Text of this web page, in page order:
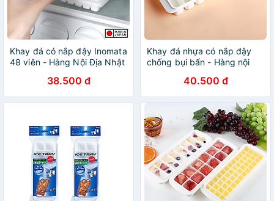
Khay đá có nắp đậy Inomata
48 viên - Hàng Nội Địa Nhật
38.500 đ
Khay đá nhựa có nắp đậy
chống bụi bẩn - Hàng nội
40.500 đ